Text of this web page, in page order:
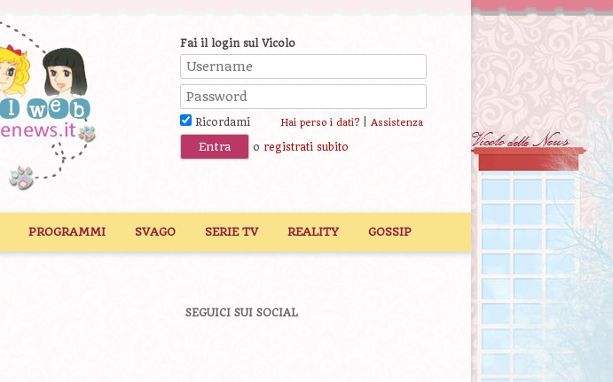
Fai il login sul Vicolo
Ricordami Hai perso i dati?| Assistenza
o registrati subito
PROGRAMMI SVAGO SERIE TV REALITY GOSSIP
SEGUICI SUI SOCIAL